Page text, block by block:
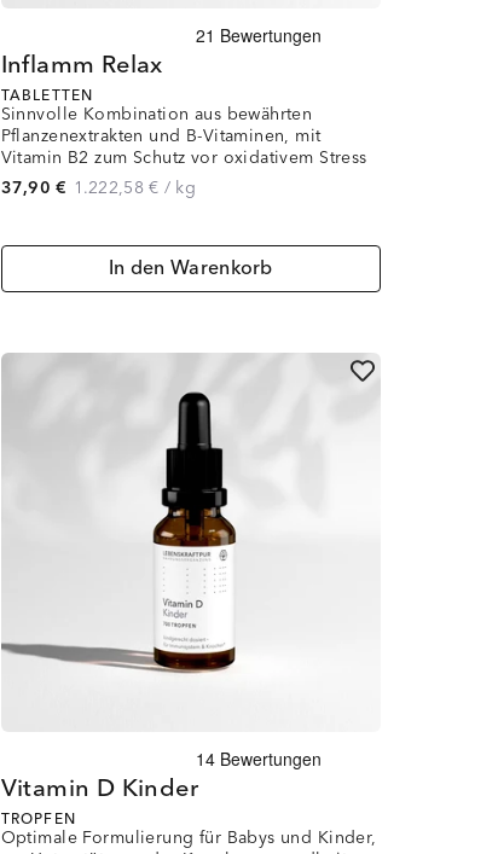
Inflamm Relax
TABLETTEN
Sinnvolle Kombination aus bewährten
Pflanzenextrakten und B-Vitaminen, mit
Vitamin B2 zum Schutz vor oxidativem Stress
37,90 € 1.222,58 € / kg
In den Warenkorb
Vitamin D Kinder
TROPFEN
Optimale Formulierung für Babys und Kinder,